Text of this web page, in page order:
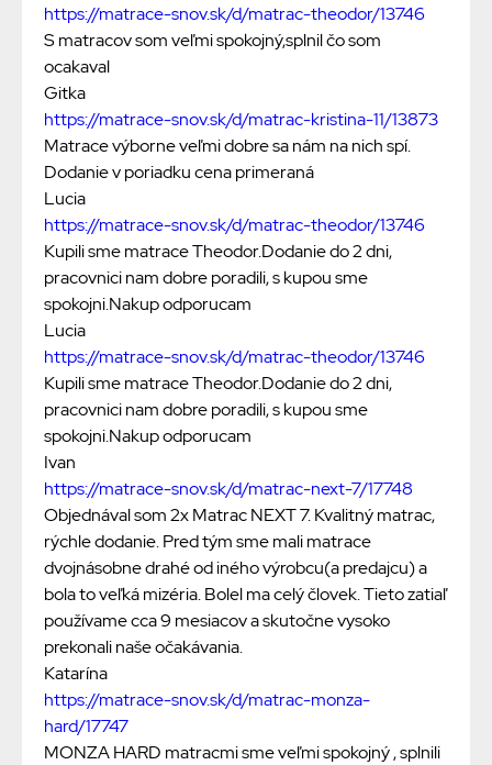
https://matrace-snov.sk/d/matrac-theodor/13746
S matracov som veľmi spokojný,splnil čo som
ocakaval
Gitka
https://matrace-snov.sk/d/matrac-kristina-11/13873
Matrace výborne veľmi dobre sa nám na nich spí.
Dodanie v poriadku cena primeraná
Lucia
https://matrace-snov.sk/d/matrac-theodor/13746
Kupili sme matrace Theodor.Dodanie do 2 dni,
pracovnici nam dobre poradili, s kupou sme
spokojni.Nakup odporucam
Lucia
https://matrace-snov.sk/d/matrac-theodor/13746
Kupili sme matrace Theodor.Dodanie do 2 dni,
pracovnici nam dobre poradili, s kupou sme
spokojni.Nakup odporucam
Ivan
https://matrace-snov.sk/d/matrac-next-7/17748
Objednával som 2x Matrac NEXT 7. Kvalitný matrac,
rýchle dodanie. Pred tým sme mali matrace
dvojnásobne drahé od iného výrobcu(a predajcu) a
bola to veľká mizéria. Bolel ma celý človek. Tieto zatiaľ
používame cca 9 mesiacov a skutočne vysoko
prekonali naše očakávania.
Katarína
https://matrace-snov.sk/d/matrac-monza-
hard/17747
MONZA HARD matracmi sme veľmi spokojný , splnili